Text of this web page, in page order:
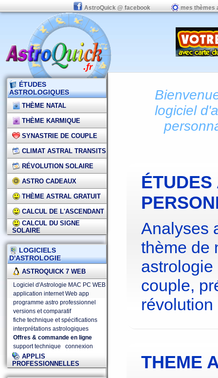
AstroQuick @ facebook mes thèmes
ÉTUDES
ASTROLOGIQUES
THÈME NATAL
THÈME KARMIQUE
SYNASTRIE DE COUPLE
CLIMAT ASTRAL TRANSITS
RÉVOLUTION SOLAIRE
ASTRO CADEAUX
THÈME ASTRAL GRATUIT
CALCUL DE L'ASCENDANT
CALCUL DU SIGNE
SOLAIRE
LOGICIELS
D'ASTROLOGIE
ASTROQUICK 7 WEB
Logiciel d'Astrologie MAC PC WEB
application internet Web app
programme astro professionnel
versions et comparatif
fiche technique et spécifications
interprétations astrologiques
Offres & commande en ligne
support technique
connexion
APPLIS
PROFESSIONNELLES
logiciel
Analyses
thème de
couple,
THEME